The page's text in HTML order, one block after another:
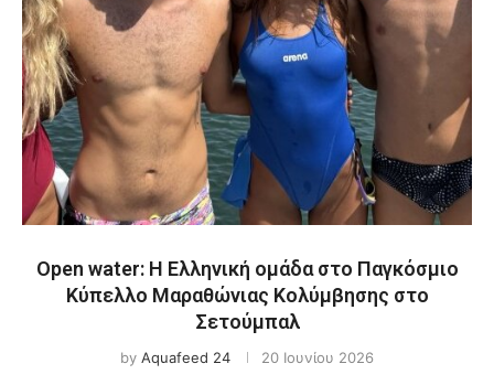
Open water: Η Ελληνική ομάδα στο Παγκόσμιο
Κύπελλο Μαραθώνιας Κολύμβησης στο
Σετούμπαλ
by Aquafeed 24 20 Ιουνίου 2026